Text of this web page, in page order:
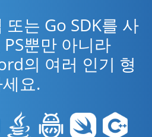
는 Go SDK를 사
뿐만 아니라
의 여러 인기 형
요.